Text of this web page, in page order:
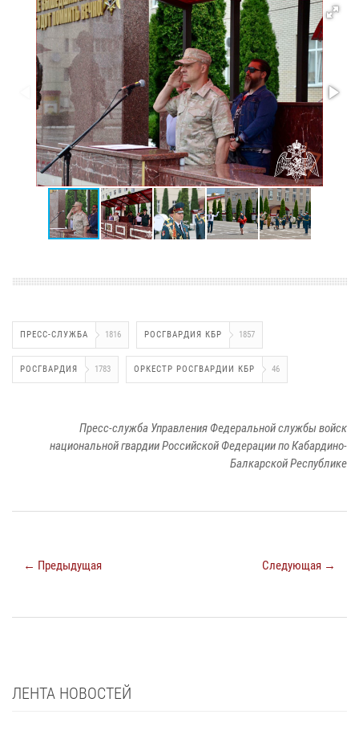
ПРЕСС-СЛУЖБА 1816 РОСГВАРДИЯ КБР 1857
РОСГВАРДИЯ 1783 ОРКЕСТР РОСГВАРДИИ КБР 46
Пресс-служба Управления Федеральной службы войск
национальной гвардии Российской Федерации по Кабардино-
Балкарской Республике
← Предыдущая Следующая →
ЛЕНТА НОВОСТЕЙ